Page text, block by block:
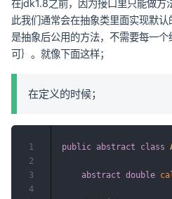
在jdk1.8之前，因为接口里只能做方
此我们通常会在抽象类里面实现默
是抽象后公用的方法，不需要每一
可｝。就像下面这样；
在定义的时候；
public abstract class
abstract double
1
2
3
4